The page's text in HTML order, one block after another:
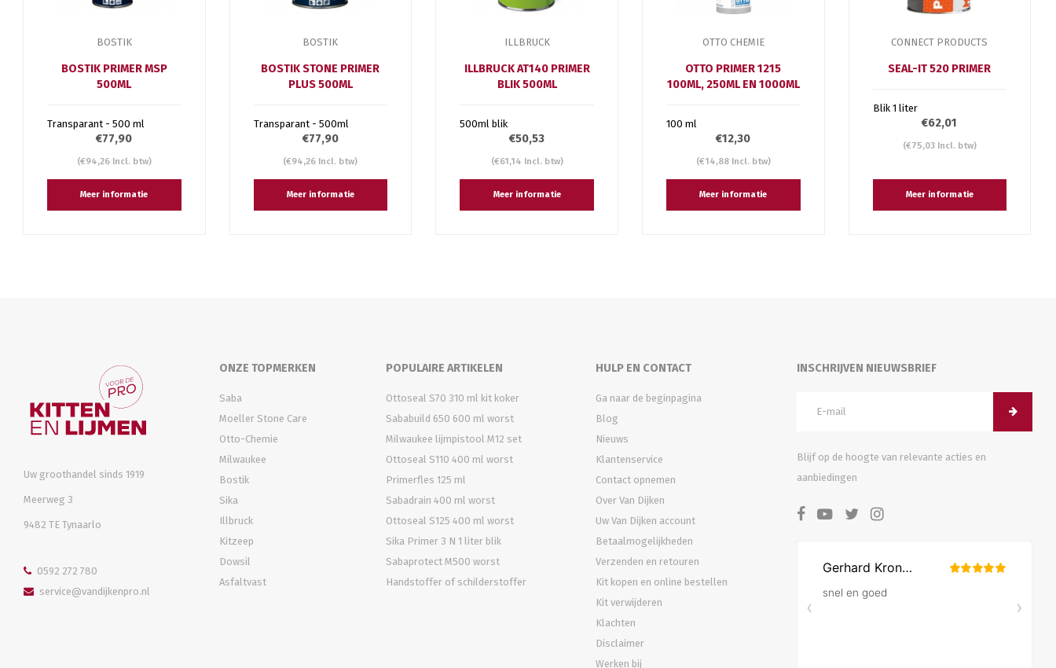
BOSTIK
BOSTIK PRIMER MSP
500ML
Transparant - 500 ml
€77,90
(€94,26 Incl. btw)
Meer informatie
BOSTIK
BOSTIK STONE PRIMER
PLUS 500ML
Transparant - 500ml
€77,90
(€94,26 Incl. btw)
Meer informatie
ILLBRUCK
ILLBRUCK AT140 PRIMER
BLIK 500ML
500ml blik
€50,53
(€61,14 Incl. btw)
Meer informatie
OTTO CHEMIE
OTTO PRIMER 1215
100ML, 250ML EN 1000ML
100 ml
€12,30
(€14,88 Incl. btw)
Meer informatie
CONNECT PRODUCTS
SEAL-IT 520 PRIMER
Blik 1 liter
€62,01
(€75,03 Incl. btw)
Meer informatie
Uw groothandel sinds 1919
Meerweg 3
9482 TE Tynaarlo
0592 272 780
service@vandijkenpro.nl
ONZE TOPMERKEN
Saba
Moeller Stone Care
Otto-Chemie
Milwaukee
Bostik
Sika
Illbruck
Kitzeep
Dowsil
Asfaltvast
POPULAIRE ARTIKELEN
Ottoseal S70 310 ml kit koker
Sababuild 650 600 ml worst
Milwaukee lijmpistool M12 set
Ottoseal S110 400 ml worst
Primerfles 125 ml
Sabadrain 400 ml worst
Ottoseal S125 400 ml worst
Sika Primer 3 N 1 liter blik
Sabaprotect M500 worst
Handstoffer of schilderstoffer
HULP EN CONTACT
Ga naar de beginpagina
Blog
Nieuws
Klantenservice
Contact opnemen
Over Van Dijken
Uw Van Dijken account
Betaalmogelijkheden
Verzenden en retouren
Kit kopen en online bestellen
Kit verwijderen
Klachten
Disclaimer
Werken bij
INSCHRIJVEN NIEUWSBRIEF
Blijf op de hoogte van relevante acties en
aanbiedingen